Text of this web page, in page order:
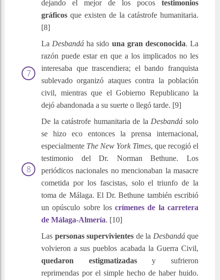
dejando el mejor de los pocos testimonios
gráficos que existen de la catástrofe humanitaria.
[8]
La Desbandáha sido una gran desconocida. La
razón puede estar en que a los implicados no les
interesaba que trascendiera; el bando franquista
sublevado organizó ataques contra la población
civil, mientras que el Gobierno Republicano la
dejó abandonada a su suerte o llegó tarde. [9]
De la catástrofe humanitaria de la Desbandásolo
se hizo eco entonces la prensa internacional,
especialmente The New York Times, que recogió el
testimonio del Dr. Norman Bethune. Los
periódicos nacionales no mencionaban la masacre
cometida por los fascistas, solo el triunfo de la
toma de Málaga. El Dr. Bethune también escribió
un opúsculo sobre loscrímenes de la carretera
de Málaga-Almería. [10]
Las personas supervivientes de la Desbandáque
volvieron a sus pueblos acabada la Guerra Civil,
quedaron estigmatizadasy sufrieron
reprimendas por el simple hecho de haber huido.